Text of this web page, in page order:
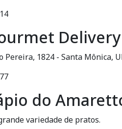
Delivery
Pereira, 1824 - Santa Mônica,
do
variedade de pratos.